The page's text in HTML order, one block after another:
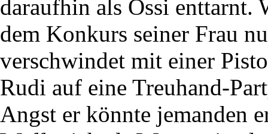
daraufhin als Ossi enttarnt.
dem Konkurs seiner Frau
verschwindet mit einer
Rudi auf eine Treuhand-
Angst er könnte jemanden